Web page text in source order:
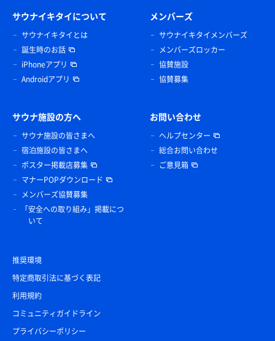
サウナイキタイについて
サウナイキタイとは
誕生時のお話
iPhoneアプリ
Androidアプリ
メンバーズ
サウナイキタイメンバーズ
メンバーズロッカー
協賛施設
協賛募集
サウナ施設の方へ
サウナ施設の皆さまへ
宿泊施設の皆さまへ
ポスター掲載店募集
マナーPOPダウンロード
メンバーズ協賛募集
「安全への取り組み」掲載につ
いて
お問い合わせ
ヘルプセンター
総合お問い合わせ
ご意見箱
推奨環境
特定商取引法に基づく表記
利用規約
コミュニティガイドライン
プライバシーポリシー